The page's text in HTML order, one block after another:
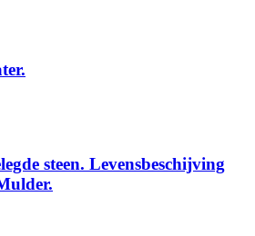
steen. Levensbeschijving